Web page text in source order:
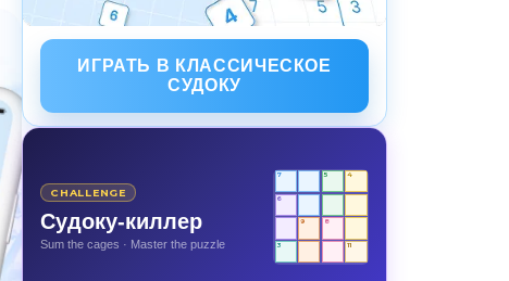
ИГРАТЬ В КЛАССИЧЕСКОЕ
СУДОКУ
CHALLENGE
Судоку-киллер
Sum the cages · Master the puzzle
7 5 4
6
9 8
3 11